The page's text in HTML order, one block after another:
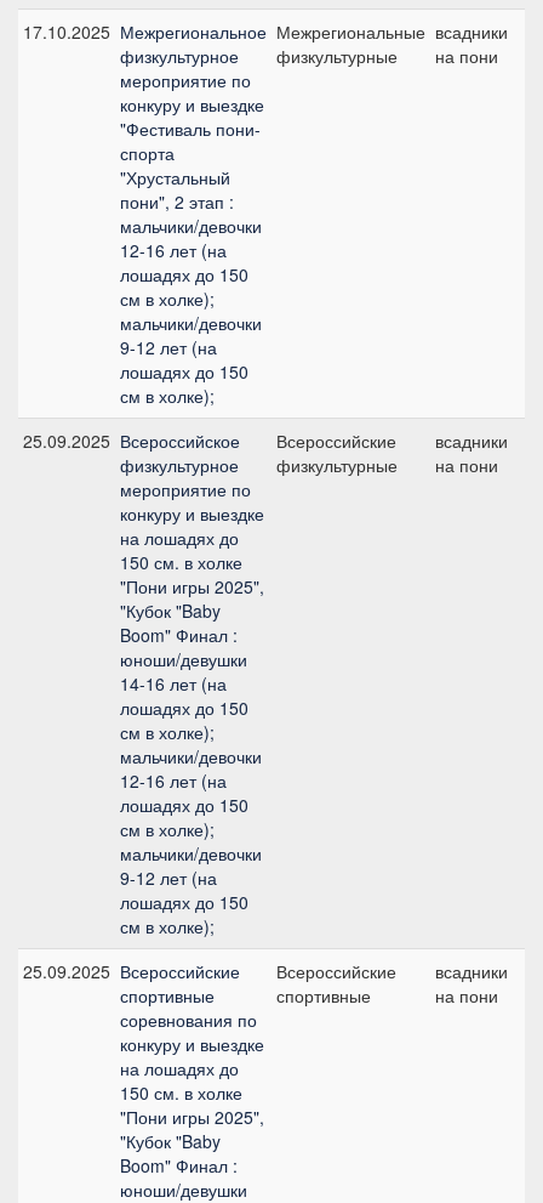
17.10.2025 Межрегиональное
физкультурное
мероприятие по
конкуру и выездке
"Фестиваль пони-
спорта
"Хрустальный
пони", 2 этап :
мальчики/девочки
12-16 лет (на
лошадях до 150
см в холке);
мальчики/девочки
9-12 лет (на
лошадях до 150
см в холке);
Межрегиональные
физкультурные
всадники
на пони
25.09.2025 Всероссийское
физкультурное
мероприятие по
конкуру и выездке
на лошадях до
150 см. в холке
"Пони игры 2025",
"Кубок "Baby
Boom" Финал :
юноши/девушки
14-16 лет (на
лошадях до 150
см в холке);
мальчики/девочки
12-16 лет (на
лошадях до 150
см в холке);
мальчики/девочки
9-12 лет (на
лошадях до 150
см в холке);
Всероссийские
физкультурные
всадники
на пони
25.09.2025 Всероссийские
спортивные
соревнования по
конкуру и выездке
на лошадях до
150 см. в холке
"Пони игры 2025",
"Кубок "Baby
Boom" Финал :
юноши/девушки
Всероссийские
спортивные
всадники
на пони